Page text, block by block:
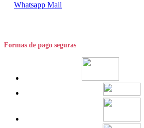
Whatsapp Mail
Formas de pago seguras